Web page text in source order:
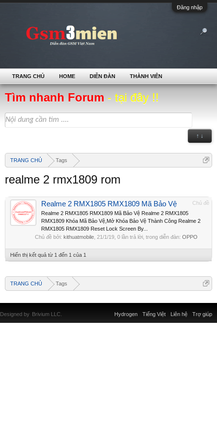
Đăng nhập
Tìm nhanh Forum - tại đây !!
↑ ↓
TRANG CHỦ Tags
realme 2 rmx1809 rom
Chủ đề
Realme 2 RMX1805 RMX1809 Mã Bảo Vệ
Realme 2 RMX1805 RMX1809 Mã Bảo Vệ Realme 2 RMX1805
RMX1809 Khóa Mã Bảo Vệ,Mở Khóa Bảo Vệ Thành Công Realme 2
RMX1805 RMX1809 Reset Lock Screen By...
Chủ đề bởi: kithuatmobile 21/1/19 , 0 lần trả lời, trong diễn đàn: OPPO
Hiển thị kết quả từ 1 đến 1 của 1
TRANG CHỦ Tags
TRANG CHỦ HOME DIỄN ĐÀN THÀNH VIÊN
Liên hệ Trợ giúp
Hydrogen Tiếng Việt
Designed by Brivium LLC.